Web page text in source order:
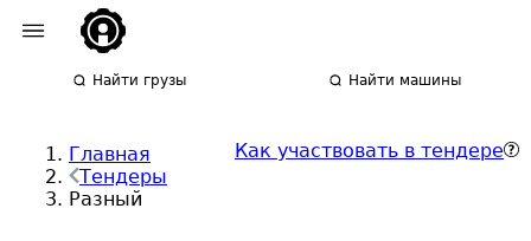
Найти грузы Найти машины
Главная
Тендеры
Разный
Как участвовать в тендере